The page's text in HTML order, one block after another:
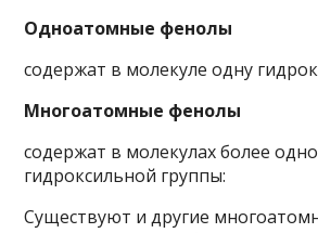
Одноатомные фенолы
содержат в молекуле од­ну
Многоатомные фенолы
содержат в молекулах более
гидроксильной группы:
Существуют и другие